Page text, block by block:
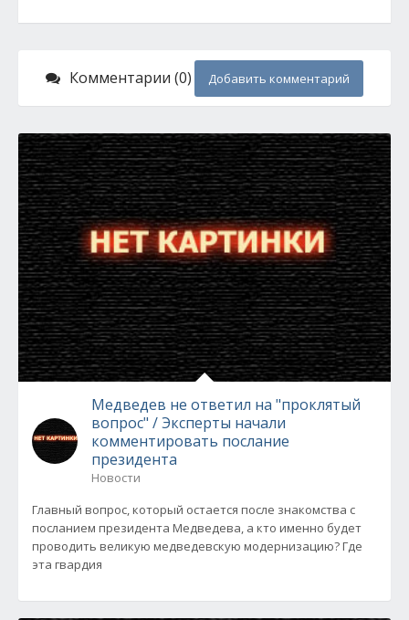
Комментарии (0) Добавить комментарий
Медведев не ответил на "проклятый
вопрос" / Эксперты начали
комментировать послание
президента
Новости
Главный вопрос, который остается после знакомства с
посланием президента Медведева, а кто именно будет
проводить великую медведевскую модернизацию? Где
эта гвардия